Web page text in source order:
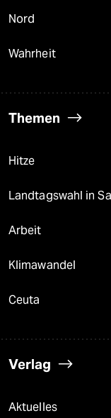
Nord
Wahrheit
Themen
Hitze
Landtagswahl in
Arbeit
Klimawandel
Ceuta
Verlag
Aktuelles